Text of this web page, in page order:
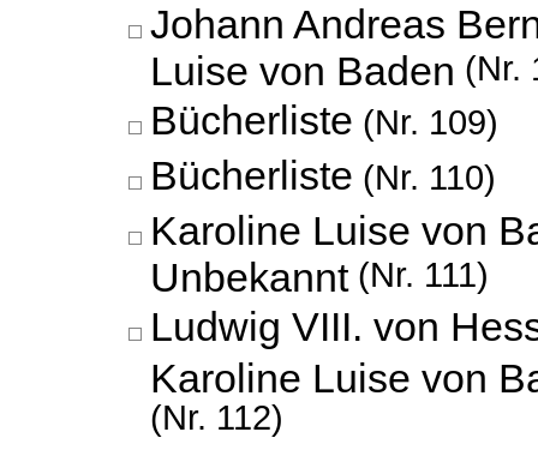
Johann Andreas
Luise von Baden (Nr.
Bücherliste (Nr. 109)
Bücherliste (Nr. 110)
Karoline Luise von
Unbekannt (Nr. 111)
Ludwig VIII. von
Karoline Luise von
(Nr. 112)